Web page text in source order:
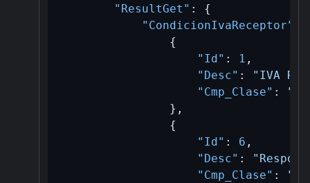
"ResultGet" :
{
"CondicionIvaReceptor"
{
"Id" : 1 ,
"Desc" :
"IVA
"Cmp_Clase" :
"A/
} ,
{
"Id" : 6 ,
"Desc" :
"Cmp_Clase" :
"A/